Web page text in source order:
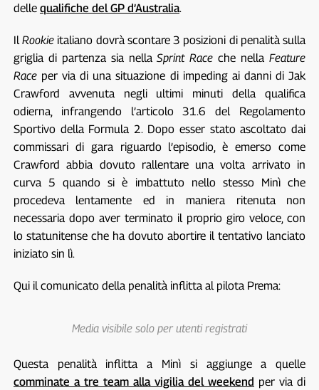
delle qualifiche del GP d’Australia.
IlRookie italiano dovrà scontare 3 posizioni di penalità sulla
griglia di partenza sia nellaSprint Race che nellaFeature
Raceper via di una situazione di impeding ai danni di Jak
Crawford avvenuta negli ultimi minuti della qualifica
odierna, infrangendo l’articolo 31.6 del Regolamento
Sportivo della Formula 2. Dopo esser stato ascoltato dai
commissari di gara riguardo l’episodio, è emerso come
Crawford abbia dovuto rallentare una volta arrivato in
curva 5 quando si è imbattuto nello stesso Minì che
procedeva lentamente ed in maniera ritenuta non
necessaria dopo aver terminato il proprio giro veloce, con
lo statunitense che ha dovuto abortire il tentativo lanciato
iniziato sin lì.
Qui il comunicato della penalità inflitta al pilota Prema:
Media visibile solo per utenti registrati
Questa penalità inflitta a Minì si aggiunge a quelle
comminate a tre team alla vigilia del weekend per via di